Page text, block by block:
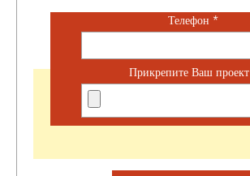
Телефон *
Прикрепите Ваш проект